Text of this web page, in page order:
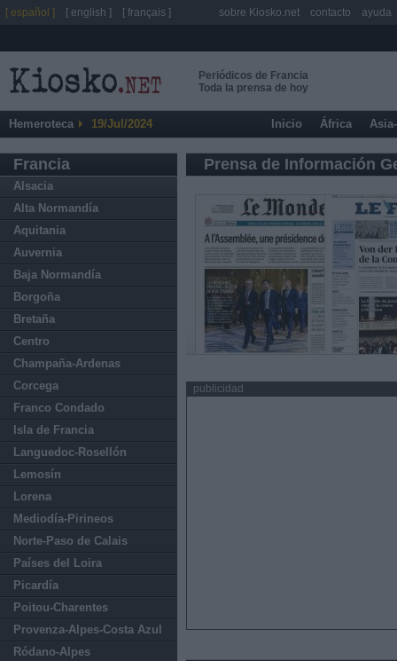
Periódicos de Francia
Toda la prensa de hoy
Hemeroteca 19/Jul/2024 Inicio África
Francia
Alsacia
Alta Normandía
Aquitania
Auvernia
Baja Normandía
Borgoña
Bretaña
Centro
Champaña-Ardenas
Corcega
Franco Condado
Isla de Francia
Languedoc-Rosellón
Lemosín
Lorena
Mediodía-Pirineos
Norte-Paso de Calais
Países del Loira
Picardía
Poitou-Charentes
Provenza-Alpes-Costa Azul
Ródano-Alpes
Prensa de Información
publicidad
[ español ] [ english ] [ français ] sobre Kiosko.net contacto ayuda